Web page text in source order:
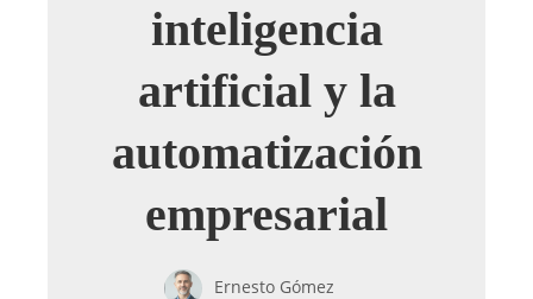
inteligencia
artificial y la
automatización
empresarial
Ernesto Gómez